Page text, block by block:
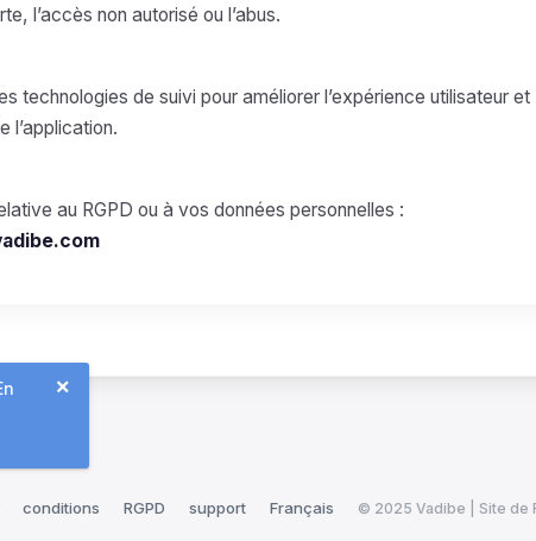
×
l’accès non autorisé ou l’abus.
technologies de suivi pour améliorer l’expérience utilisateur et
l’application.
au RGPD ou à vos données personnelles :
conditions RGPD support Français © 2025 Vadibe | Site de